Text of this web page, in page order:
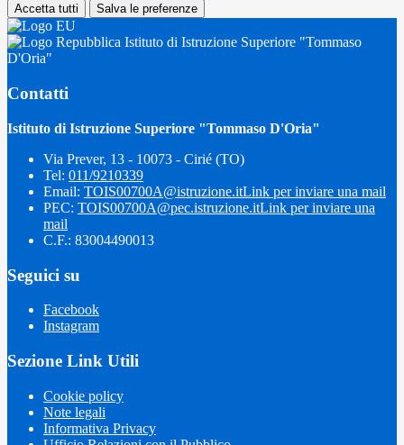
Accetta tutti Salva le preferenze
Istituto di Istruzione Superiore "Tommaso
D'Oria"
Contatti
Istituto di Istruzione Superiore "Tommaso D'Oria"
Via Prever, 13 - 10073 - Cirié (TO)
Tel: 011/9210339
Email: TOIS00700A@istruzione.itLink per inviare una mail
PEC: TOIS00700A@pec.istruzione.itLink per inviare una
mail
C.F.: 83004490013
Seguici su
Facebook
Instagram
Sezione Link Utili
Cookie policy
Note legali
Informativa Privacy